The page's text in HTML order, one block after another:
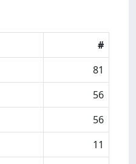
#
81
56
56
11